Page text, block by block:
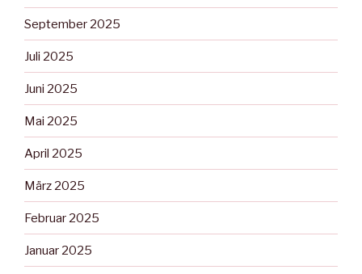
September 2025
Juli 2025
Juni 2025
Mai 2025
April 2025
März 2025
Februar 2025
Januar 2025